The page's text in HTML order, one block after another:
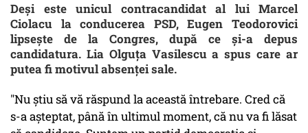
Deși este unicul contracandidat al lui Marcel
Ciolacu la conducerea PSD, Eugen Teodorovici
lipsește de la Congres, după ce și-a depus
candidatura. Lia Olguța Vasilescu a spus care ar
putea fi motivul absenței sale.
"Nu ştiu să vă răspund la această întrebare. Cred că
s-a aşteptat, până în ultimul moment, că nu va fi lăsat